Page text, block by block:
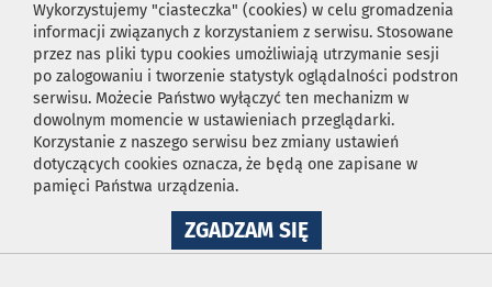
Wykorzystujemy "ciasteczka" (cookies) w celu gromadzenia
informacji związanych z korzystaniem z serwisu. Stosowane
przez nas pliki typu cookies umożliwiają utrzymanie sesji
po zalogowaniu i tworzenie statystyk oglądalności podstron
serwisu. Możecie Państwo wyłączyć ten mechanizm w
dowolnym momencie w ustawieniach przeglądarki.
Korzystanie z naszego serwisu bez zmiany ustawień
dotyczących cookies oznacza, że będą one zapisane w
pamięci Państwa urządzenia.
ZGADZAM SIĘNA
WYKORZYSTANIE